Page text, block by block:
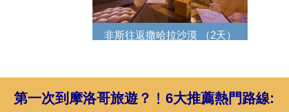
非斯往返撒哈拉沙漠 （2天）
第一次到摩洛哥旅遊？﹗ 6大推薦熱門路線: